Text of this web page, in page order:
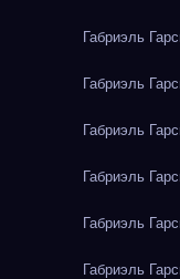
Габриэль
Габриэль
Габриэль
Габриэль
Габриэль
Габриэль